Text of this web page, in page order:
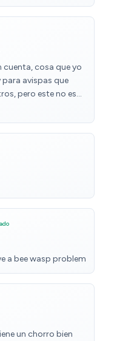
cosa que yo
avispas que
pero este no es
eso quiere
En cuanto a
no es inmediato
pocos segundos
pulverizar
a bee wasp problem
un chorro bien